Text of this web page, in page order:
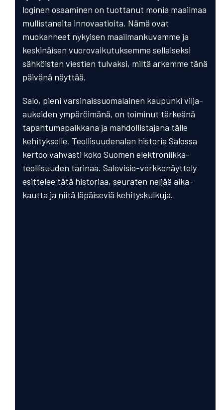
loginen osaaminen on tuottanut monia maailmaa
mullista­neita inno­vaatioita. Nämä ovat
muokanneet nykyisen maailman­kuvamme ja
keski­näisen vuoro­vaikutuk­semme sellai­seksi
sähköisten viestien tulvaksi, miltä arkemme tänä
päivänä näyttää.
Salo, pieni varsinais­suomalainen kaupunki vilja-
aukeiden ympäröi­mänä, on toiminut tärkeänä
tapah­tuma­paikkana ja mahdol­listajana tälle
kehitykselle. Teollisuuden­alan historia Salossa
kertoo vahvasti koko Suomen elektro­niikka­
teollisuu­den tarinaa. Salo­visio-verkko­näyttely
esittelee tätä histo­riaa, seura­ten neljää aika­
kautta ja niitä läpäi­seviä kehitys­kulkuja.